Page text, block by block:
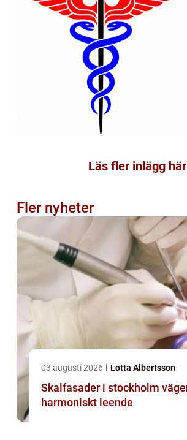
Läs fler inlägg här
Fler nyheter
03 augusti 2026 Lotta Albertsson
Skalfasader i stockholm vägen till ett
harmoniskt leende